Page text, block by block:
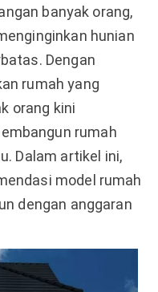
banyak orang,
hunian
Dengan
rumah yang
orang kini
rumah
Dalam artikel ini,
model rumah
dengan anggaran